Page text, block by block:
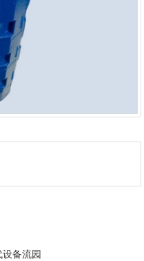
备流园